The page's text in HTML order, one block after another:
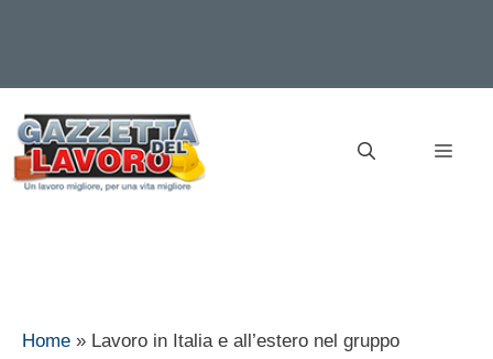
contenuto
Home » Lavoro in Italia e all’estero nel gruppo